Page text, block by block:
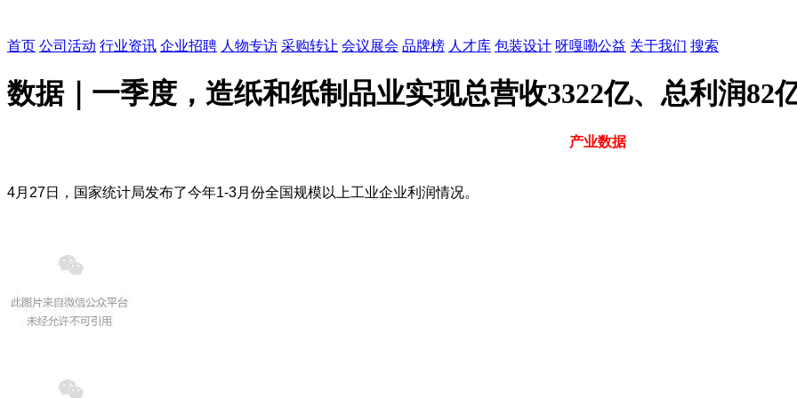
首页 公司活动 行业资讯 企业招聘 人物专访 采购转让 会议展会 品牌榜 人才库 包装设计 呀嘎嘞公益 关于我们 搜索
数据｜一季度，造纸和纸制品业实现总营收3322亿、总利润82
产业数据
4月27日，国家统计局发布了今年1-3月份全国规模以上工业企业利润情况。